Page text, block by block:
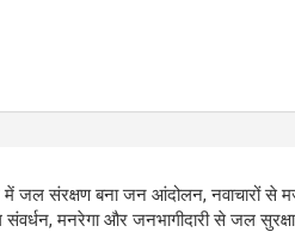
जल संरक्षण बना जन आंदोलन, नवाचारों से
मनरेगा और जनभागीदारी से जल सुरक्षा